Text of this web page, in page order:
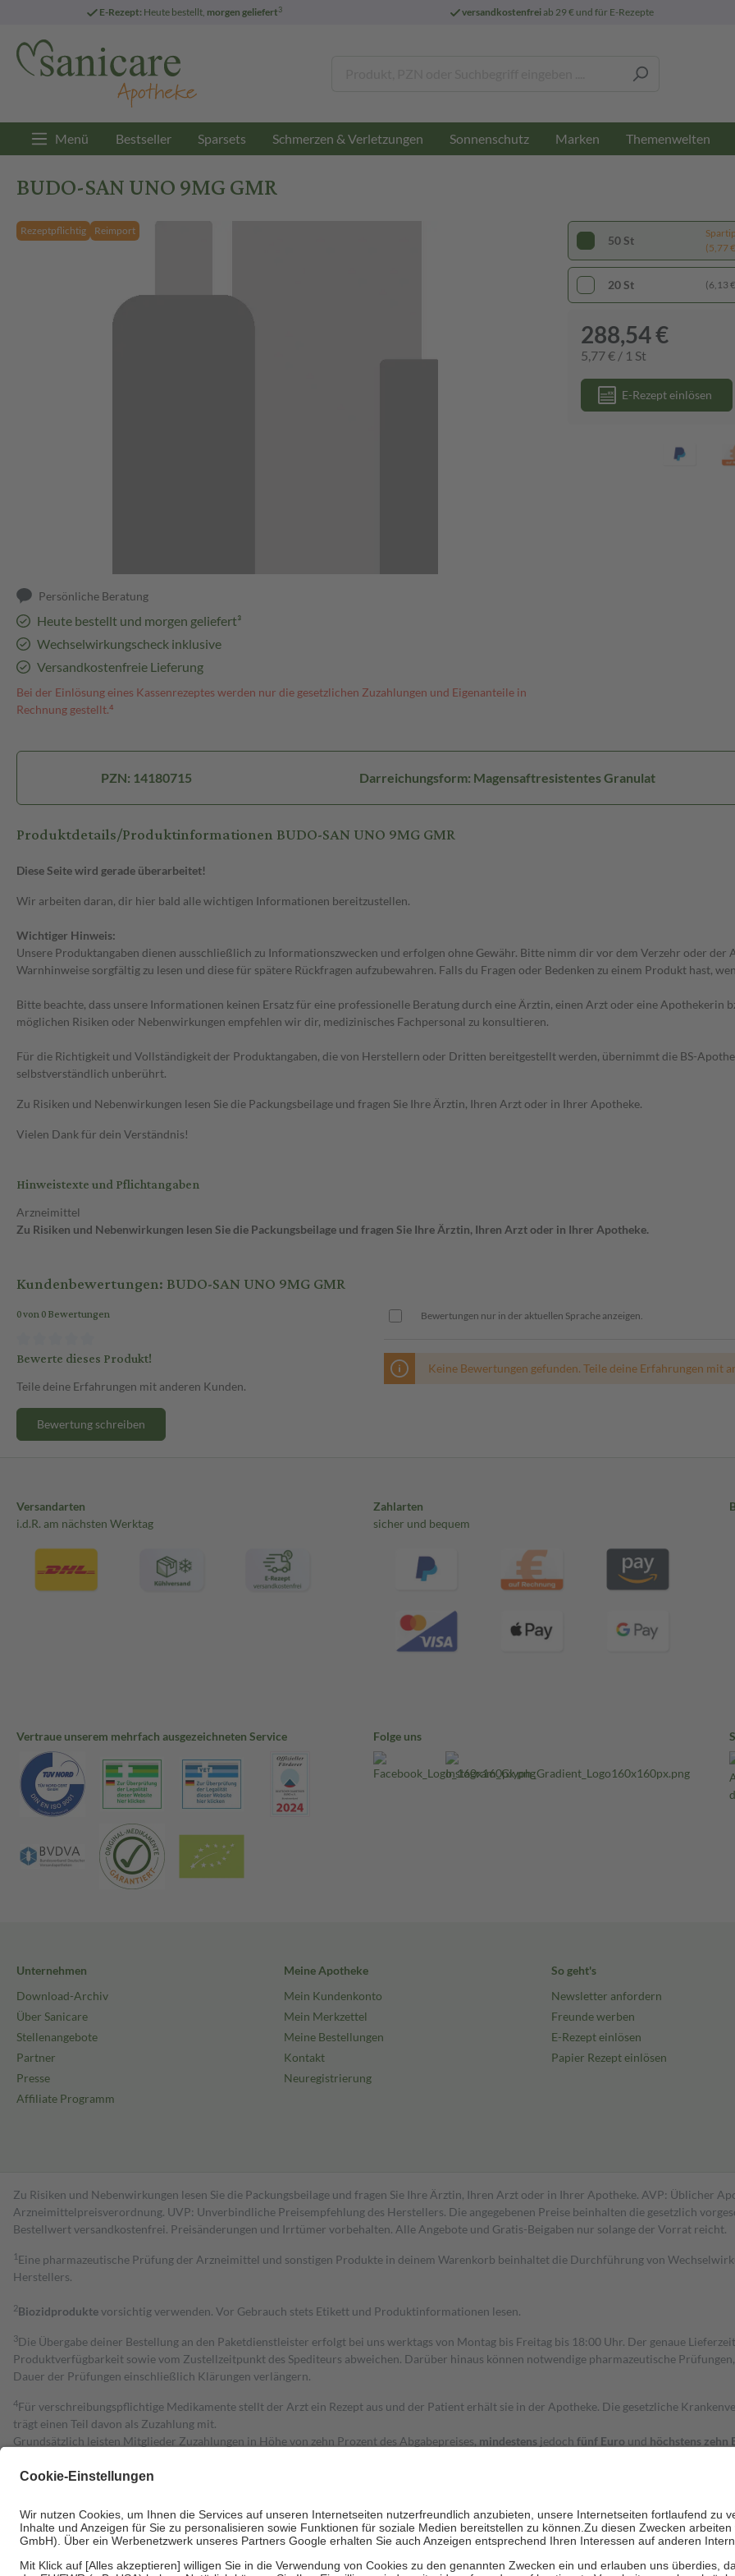
E-Rezept: Heute bestellt, morgen geliefert3 versandkostenfreiab 29 € und für E-Rezepte
Menü Bestseller Sparsets Schmerzen & Verletzungen Sonnenschutz Marken Themenwelten
BUDO-SAN UNO 9MG GMR
Rezeptpflichtig Reimport
Persönliche Beratung
Heute bestellt und morgen geliefert³
Wechselwirkungscheck inklusive
Versandkostenfreie Lieferung
Bei der Einlösung eines Kassenrezeptes werden nur die gesetzlichen Zuzahlungen und Eigenanteile in
Rechnung gestellt.⁴
50 St
(5,77
20 St (6,13
288,54 €
5,77 € / 1 St
E-Rezept einlösen
PZN: 14180715 Darreichungsform: Magensaftresistentes Granulat
Produktdetails/Produktinformationen BUDO-SAN UNO 9MG GMR
Diese Seite wird gerade überarbeitet!
Wir arbeiten daran, dir hier bald alle wichtigen Informationen bereitzustellen.
Wichtiger Hinweis:
Unsere Produktangaben dienen ausschließlich zu Informationszwecken und erfolgen ohne Gewähr. Bitte nimm dir vor dem Verzehr oder
Warnhinweise sorgfältig zu lesen und diese für spätere Rückfragen aufzubewahren. Falls du Fragen oder Bedenken zu einem Produkt hast,
Bitte beachte, dass unsere Informationen keinen Ersatz für eine professionelle Beratung durch eine Ärztin, einen Arzt oder eine Apothekerin
möglichen Risiken oder Nebenwirkungen empfehlen wir dir, medizinisches Fachpersonal zu konsultieren.
Für die Richtigkeit und Vollständigkeit der Produktangaben, die von Herstellern oder Dritten bereitgestellt werden, übernimmt die BS-
selbstverständlich unberührt.
Zu Risiken und Nebenwirkungen lesen Sie die Packungsbeilage und fragen Sie Ihre Ärztin, Ihren Arzt oder in Ihrer Apotheke.
Vielen Dank für dein Verständnis!
Hinweistexte und Pflichtangaben
Arzneimittel
Zu Risiken und Nebenwirkungen lesen Sie die Packungsbeilage und fragen Sie Ihre Ärztin, Ihren Arzt oder in Ihrer Apotheke.
Kundenbewertungen: BUDO-SAN UNO 9MG GMR
0 von 0 Bewertungen
Bewerte dieses Produkt!
Teile deine Erfahrungen mit anderen Kunden.
Bewertung schreiben
Bewertungen nur in der aktuellen Sprache anzeigen.
Keine Bewertungen gefunden. Teile deine Erfahrungen mit
Versandarten
i.d.R. am nächsten Werktag
Zahlarten
sicher und bequem
Vertraue unserem mehrfach ausgezeichneten Service Folge uns
Unternehmen
Download-Archiv
Über Sanicare
Stellenangebote
Partner
Presse
Affiliate Programm
Meine Apotheke
Mein Kundenkonto
Mein Merkzettel
Meine Bestellungen
Kontakt
Neuregistrierung
So geht's
Newsletter anfordern
Freunde werben
E-Rezept einlösen
Papier Rezept einlösen
Zu Risiken und Nebenwirkungen lesen Sie die Packungsbeilage und fragen Sie Ihre Ärztin, Ihren Arzt oder in Ihrer Apotheke. AVP: Üblicher
Arzneimittelpreisverordnung. UVP: Unverbindliche Preisempfehlung des Herstellers. Die angegebenen Preise beinhalten die gesetzlich
Bestell­wert versand­kosten­frei. Preisänderungen und Irrtümer vorbehalten. Alle Angebote und Gratis-Beigaben nur solange der Vorrat reicht.
1 Eine pharmazeutische Prüfung der Arzneimittel und sonstigen Produkte in deinem Warenkorb beinhaltet die Durchführung von
Herstellers.
2Biozidproduktevorsichtig verwenden. Vor Gebrauch stets Etikett und Produktinformationen lesen.
3Die Übergabe deiner Bestellung an den Paketdienstleister erfolgt bei uns werktags von Montag bis Freitag bis 18:00 Uhr. Der genaue
Produktverfügbarkeit sowie vom Zustellzeitpunkt des Spediteurs abweichen. Darüber hinaus können notwendige pharmazeutische
Dauer der Prüfungen einschließlich Klärungen verlängern.
4Für verschreibungspflichtige Medikamente stellt der Arzt ein Rezept aus und der Patient erhält sie in der Apotheke. Die gesetzliche
trägt einen Teil davon als Zuzahlung mit.
Grundsätzlich leisten Mitglieder Zuzahlungen in Höhe von zehn Prozent des Abgabepreises, mindestens jedoch fünf Euro und höchstens zehn
Diese Regeln gelten grundsätzlich auch für Online-Apotheken.
Um das Engagement der Versicherten für ihre eigene Gesundheit zu stärken und die besondere Stellung der Familie zu unterstützen, fallen
• Kindern und Jugendlichen bis zum vollendeten 18. Lebensjahr mit Ausnahme der Fahrkosten
• Untersuchungen zur Vorsorge und Früherkennung, die von der GKV getragen werden
• empfohlenen Schutzimpfungen